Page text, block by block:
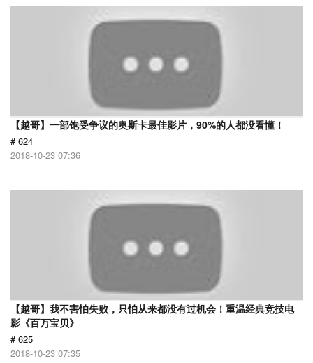
【越哥】一部饱受争议的奥斯卡最佳影片，90%的人都没看懂！
# 624
2018-10-23 07:36
【越哥】我不害怕失败，只怕从来都没有过机会！重温经典竞技电
影《百万宝贝》
# 625
2018-10-23 07:35